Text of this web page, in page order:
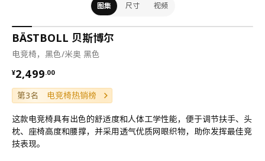
图集 尺寸 视频
BÄSTBOLL 贝斯博尔
电竞椅，黑色/米奥 黑色
¥2,499.00
¥ 2499.00
第3名 电竞椅热销榜
这款电竞椅具有出色的舒适度和人体工学性能，便于调节扶手、头
枕、座椅高度和腰撑，并采用透气优质网眼织物，助你发挥最佳竞
技表现。